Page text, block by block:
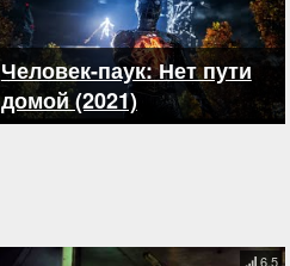
Человек-паук: Нет пути
домой (2021)
6.5